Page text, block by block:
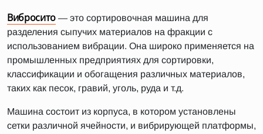
Вибросито — это сортировочная машина для
разделения сыпучих материалов на фракции с
использованием вибрации. Она широко применяется на
промышленных предприятиях для сортировки,
классификации и обогащения различных материалов,
таких как песок, гравий, уголь, руда и т.д.
Машина состоит из корпуса, в котором установлены
сетки различной ячейности, и вибрирующей платформы,